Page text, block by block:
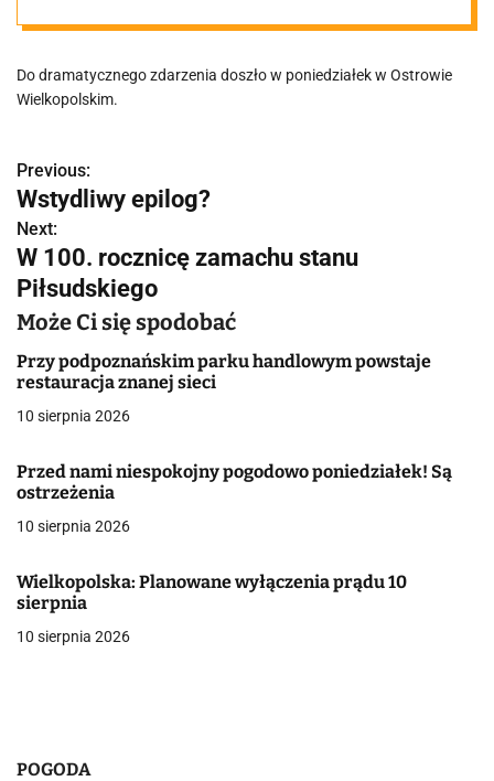
krążenia. Obok
znajdował się
defibrylator.
"Urządzenie
stało się
bezużyteczne".
Mężczyzna
zmarł
Do dramatycznego zdarzenia doszło w poniedziałek w Ostrowie
Wielkopolskim.
N
a
w
i
a
c
j
p
i
Previous:
Wstydliwy epilog?
Next:
W 100. rocznicę zamachu stanu
Piłsudskiego
Może Ci się spodobać
Przy podpoznańskim parku handlowym powstaje
restauracja znanej sieci
10 sierpnia 2026
Przed nami niespokojny pogodowo poniedziałek! Są
ostrzeżenia
10 sierpnia 2026
Wielkopolska: Planowane wyłączenia prądu 10
sierpnia
10 sierpnia 2026
POGODA